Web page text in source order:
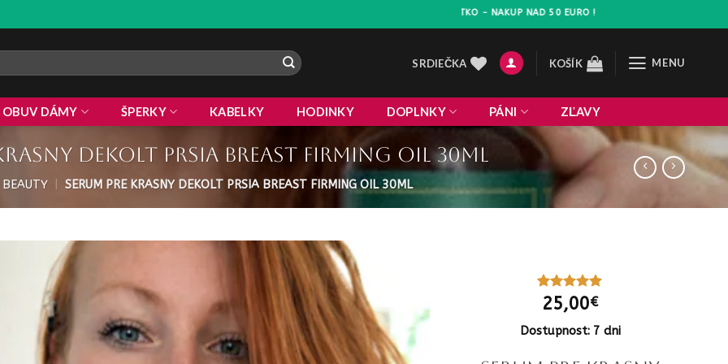
ZLAVA 10% NA VSETKO - NAKUP NAD 50 EURO !
SRDIEČKA KOŠÍK MENU
OBUV DÁMY ŠPERKY KABELKY HODINKY DOPLNKY PÁNI ZĽAVY
dekolt prsia breast firming oil 30ml
BEAUTY SERUM PRE KRASNY DEKOLT PRSIA BREAST FIRMING OIL 30ML
Hodnotenie
5z 5 na
základe
1
zákazníckej
25,00€
Dostupnost: 7 dni